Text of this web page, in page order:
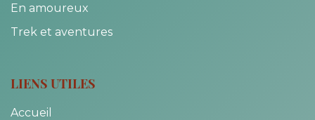
En amoureux
Trek et aventures
LIENS UTILES
Accueil